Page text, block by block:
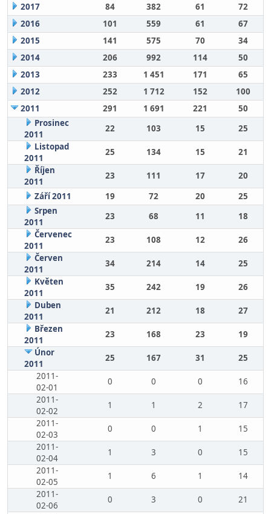
2017
84 382 61
72
2016
101 559 61
67
2015
141 575 70
34
2014
206 992 114
50
2013
233 1 451 171
65
2012
252 1 712 152
100
2011
291 1 691 221
50
Prosinec
2011
22 103 15
25
Listopad
2011
25 134 15
21
Říjen
2011
23 111 17
20
Září 2011
19 72 20
25
Srpen
2011
23 68 11
18
Červenec
2011
23 108 12
26
Červen
2011
34 214 14
25
Květen
2011
35 242 19
26
Duben
2011
21 212 18
27
Březen
2011
23 168 23
19
Únor
2011
25 167 31
25
2011-
02-01
0 0 0
16
2011-
02-02
1 1 2
17
2011-
02-03
0 0 1
15
2011-
02-04
1 3 0
15
2011-
02-05
1 6 1
14
2011-
02-06
0 3 0
21